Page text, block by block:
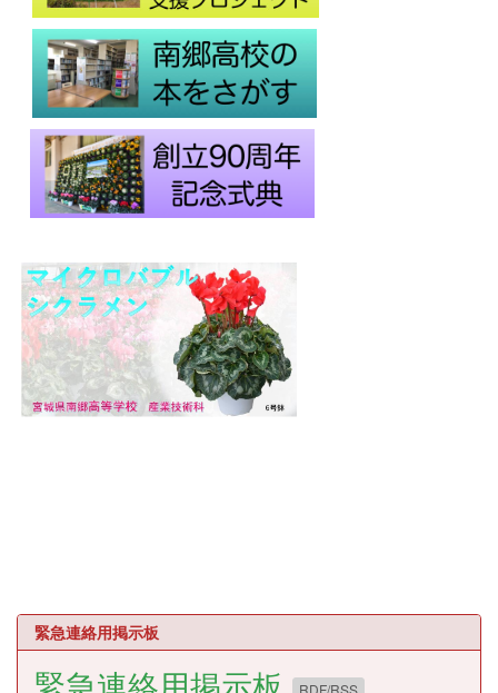
緊急連絡用掲示板
RDF/RSS